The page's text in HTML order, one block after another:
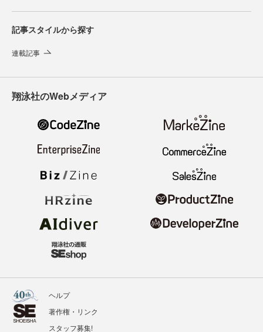
記事スタイルから探す
連載記事
翔泳社のWebメディア
ヘルプ
著作権・リンク
スタッフ募集!